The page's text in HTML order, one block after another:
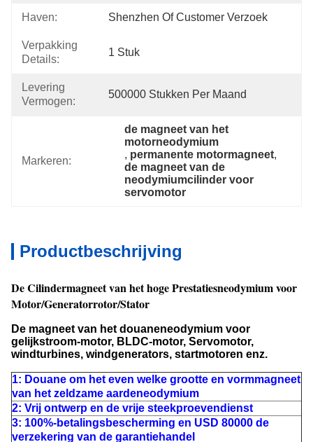
Haven: Shenzhen Of Customer Verzoek
Verpakking
Details:
1 Stuk
Levering
Vermogen:
500000 Stukken Per Maand
Markeren:
de magneet van het
motorneodymium
, permanente motormagneet,
de magneet van de
neodymiumcilinder voor
servomotor
Productbeschrijving
De Cilindermagneet van het hoge Prestatiesneodymium voor
Motor/Generatorrotor/Stator
De magneet van het douaneneodymium voor
gelijkstroom-motor, BLDC-motor, Servomotor,
windturbines, windgenerators, startmotoren enz.
1: Douane om het even welke grootte en vormmagneet
van het zeldzame aardeneodymium
2: Vrij ontwerp en de vrije steekproevendienst
3: 100%-betalingsbescherming en USD 80000 de
verzekering van de garantiehandel